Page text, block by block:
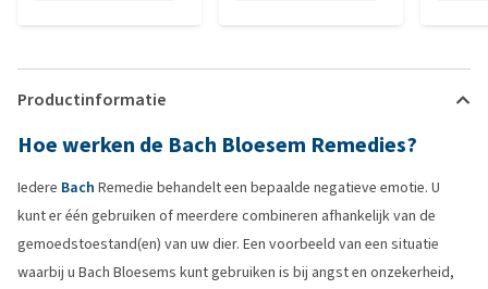
Productinformatie
Hoe werken de Bach Bloesem Remedies?
Iedere Bach Remedie behandelt een bepaalde negatieve emotie. U
kunt er één gebruiken of meerdere combineren afhankelijk van de
gemoedstoestand(en) van uw dier. Een voorbeeld van een situatie
waarbij u Bach Bloesems kunt gebruiken is bij angst en onzekerheid,